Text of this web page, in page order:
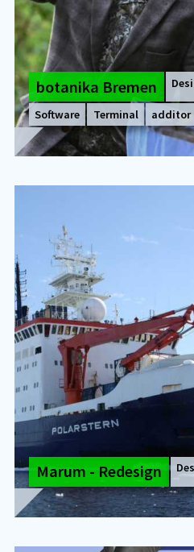
bo­ta­ni­ka Bre­men
Software Terminal additor
Ma­rum - Re­de­sign